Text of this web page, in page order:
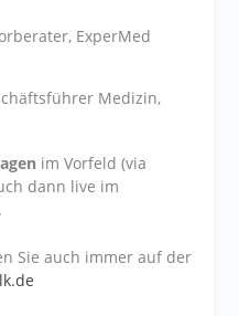
ExperMed
Medizin,
im Vorfeld (via
dann live im
Sie auch immer auf der